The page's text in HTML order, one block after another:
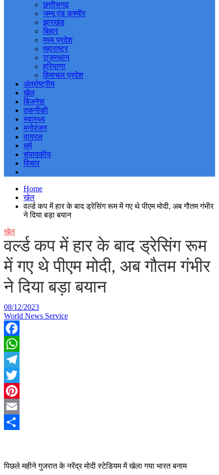
छत्तीसगढ़
जम्मू एंड कश्मीर
झारखंड
बिहार
मध्य प्रदेश
महाराष्ट्र
राजस्थान
हरियाणा
हिमाचल प्रदेश
अंतर्राष्ट्रीय
खेल
बिजनेस
तकनीकी
स्वास्थ्य
मनोरंजन
वायरल
धर्म
संपादकीय
विचार
Home
खेल
वर्ल्ड कप में हार के बाद ड्रेसिंग रूम में गए थे पीएम मोदी, अब गौतम गंभीर
ने दिया बड़ा बयान
खेल
वर्ल्ड कप में हार के बाद ड्रेसिंग रूम
में गए थे पीएम मोदी, अब गौतम गंभीर
ने दिया बड़ा बयान
08/12/2023
World News Service
Facebook
WhatsApp
Telegram
Twitter
Pinterest
Email
पिछले महीने गुजरात के नरेंद्र मोदी स्टेडियम में खेला गया भारत बनाम